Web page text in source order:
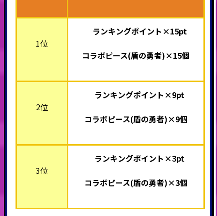
1位
ランキングポイント×15pt
コラボピース(盾の勇者)×15個
2位
ランキングポイント×9pt
コラボピース(盾の勇者)×9個
3位
ランキングポイント×3pt
コラボピース(盾の勇者)×3個